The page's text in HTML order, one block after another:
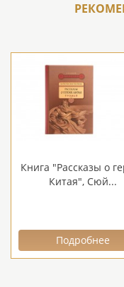
Книга "Рассказы о
Китая", Сюй...
Подробнее